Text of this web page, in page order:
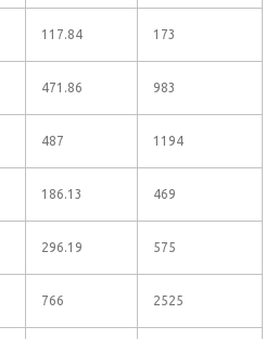
117.84 173
471.86 983
487 1194
186.13 469
296.19 575
766 2525